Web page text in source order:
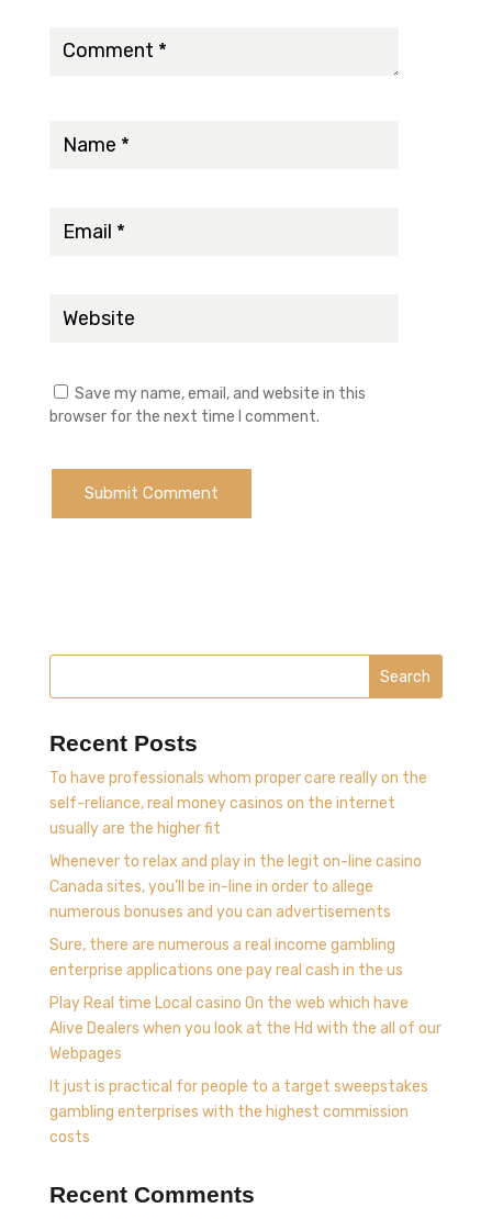
Save my name, email, and website in this
browser for the next time I comment.
Search
Recent Posts
To have professionals whom proper care really on the
self-reliance, real money casinos on the internet
usually are the higher fit
Whenever to relax and play in the legit on-line casino
Canada sites, you’ll be in-line in order to allege
numerous bonuses and you can advertisements
Sure, there are numerous a real income gambling
enterprise applications one pay real cash in the us
Play Real time Local casino On the web which have
Alive Dealers when you look at the Hd with the all of our
Webpages
It just is practical for people to a target sweepstakes
gambling enterprises with the highest commission
costs
Recent Comments